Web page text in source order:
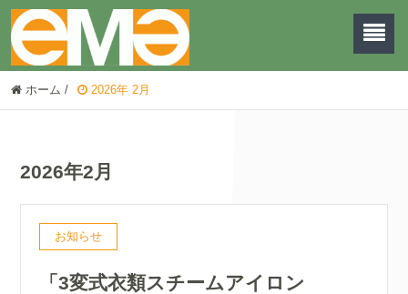
ホーム / 2026年 2月
2026年2月
お知らせ
「3変式衣類スチームアイロン